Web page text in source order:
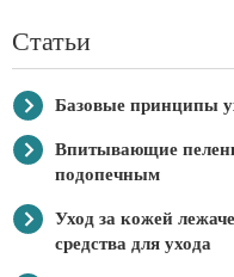
Статьи
Базовые принципы
Впитывающие
подопечным
Уход за кожей
средства для ухода